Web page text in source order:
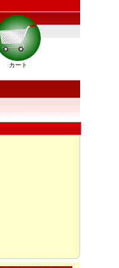
カート